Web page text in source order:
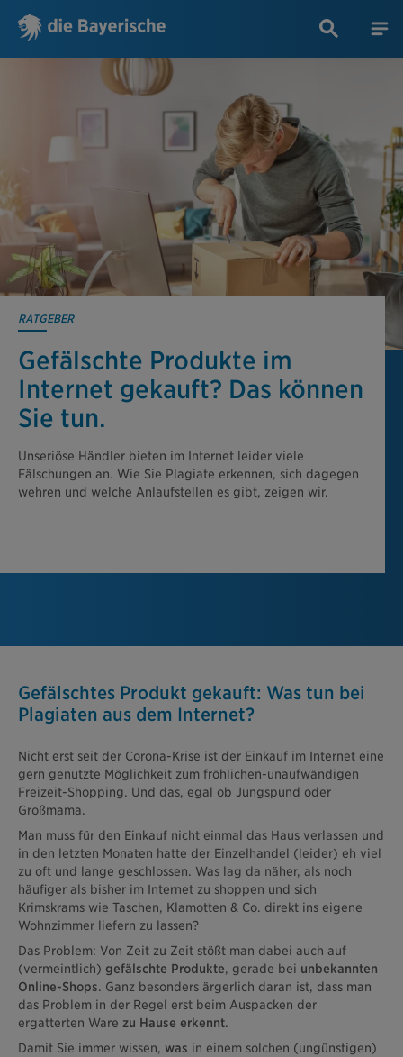
RATGEBER
Gefälschte Produkte im
Internet gekauft? Das können
Sie tun.
Unseriöse Händler bieten im Internet leider viele
Fälschungen an. Wie Sie Plagiate erkennen, sich dagegen
wehren und welche Anlaufstellen es gibt, zeigen wir.
Gefälschtes Produkt gekauft: Was tun bei
Plagiaten aus dem Internet?
Nicht erst seit der Corona-Krise ist der Einkauf im Internet eine
gern genutzte Möglichkeit zum fröhlichen-unaufwändigen
Freizeit-Shopping. Und das, egal ob Jungspund oder
Großmama.
Man muss für den Einkauf nicht einmal das Haus verlassen und
in den letzten Monaten hatte der Einzelhandel (leider) eh viel
zu oft und lange geschlossen. Was lag da näher, als noch
häufiger als bisher im Internet zu shoppen und sich
Krimskrams wie Taschen, Klamotten & Co. direkt ins eigene
Wohnzimmer liefern zu lassen?
Das Problem: Von Zeit zu Zeit stößt man dabei auch auf
(vermeintlich) gefälschte Produkte, gerade bei unbekannten
Online-Shops. Ganz besonders ärgerlich daran ist, dass man
das Problem in der Regel erst beim Auspacken der
ergatterten Ware zu Hause erkennt.
Damit Sie immer wissen, was in einem solchen (ungünstigen)